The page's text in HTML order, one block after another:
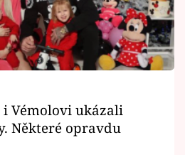
Vémolovi ukázali
Některé opravdu